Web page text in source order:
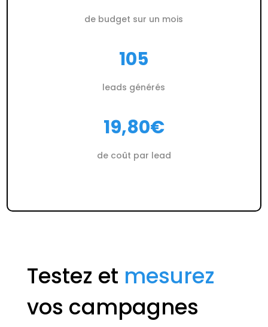
de budget sur un mois
105
leads générés
19,80€
de coût par lead
Testez et mesurez
vos campagnes